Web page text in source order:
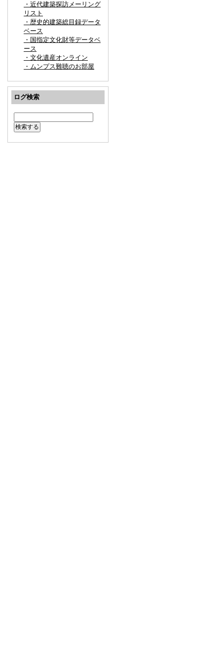
・近代建築探訪メーリング
リスト
・歴史的建築総目録データ
ベース
・国指定文化財等データベ
ース
・文化遺産オンライン
・ムンプス難聴のお部屋
ログ検索